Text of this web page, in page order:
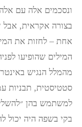
ונסכמים אלה עם
בצורה אקראית, אבל
אחת – לחזות את
המילים שהופיעו
מהמלל הנגיש
סטטיסטית, תבניות
למשתמש בהן